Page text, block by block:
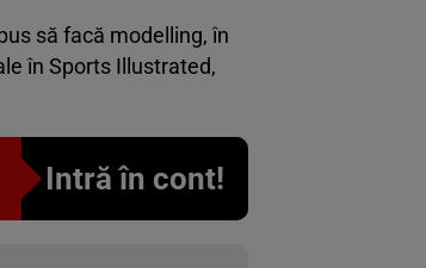
să facă modelling, în
în Sports Illustrated,
Intră în cont!